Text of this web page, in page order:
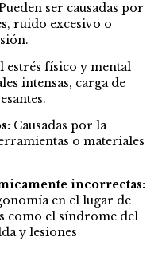
ser causadas por
ruido excesivo o
estrés físico y mental
intensas, carga de
Causadas por la
o materiales
incorrectas:
en el lugar de
como el síndrome del
y lesiones